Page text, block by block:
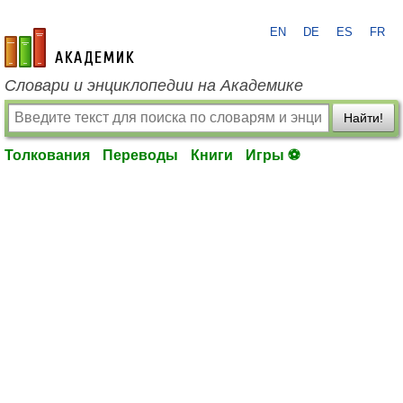
academic.ru
EN DE ES FR
Словари и энциклопедии на Академике
Найти!
Толкования Переводы Книги Игры ⚽